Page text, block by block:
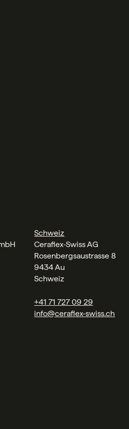
Schweiz
Ceraflex‑Swiss AG
Rosenbergsaustrasse 8
9434 Au
Schweiz
+41 71 727 09 29
info@ceraflex-swiss.ch